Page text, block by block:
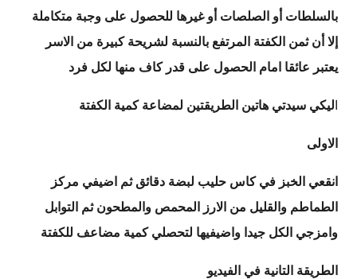
بالسلطات أو الصلصات أو غيرها للحصول على وجبة متكاملة
إلا أن ثمن الكفتة المرتفع بالنسبة لشريحة كبيرة من الاسر
يعتبر عائقا امام الحصول على قدر كاف منها لكل فرد
اليكي سيدتي هاتين الطريقتين لمضاعة كمية الكفتة
الاولى
انقعي الخبز في كاس حليب لبضة دقائق ثم اضيفي مركز
الطماطم والقليل من الارز المحمص والمطحون ثم التوابل
وامزجي الكل جيدا واضيفيها لتحصلي كمية مضاعف للكفتة
الطريقة التانية في الفيديو